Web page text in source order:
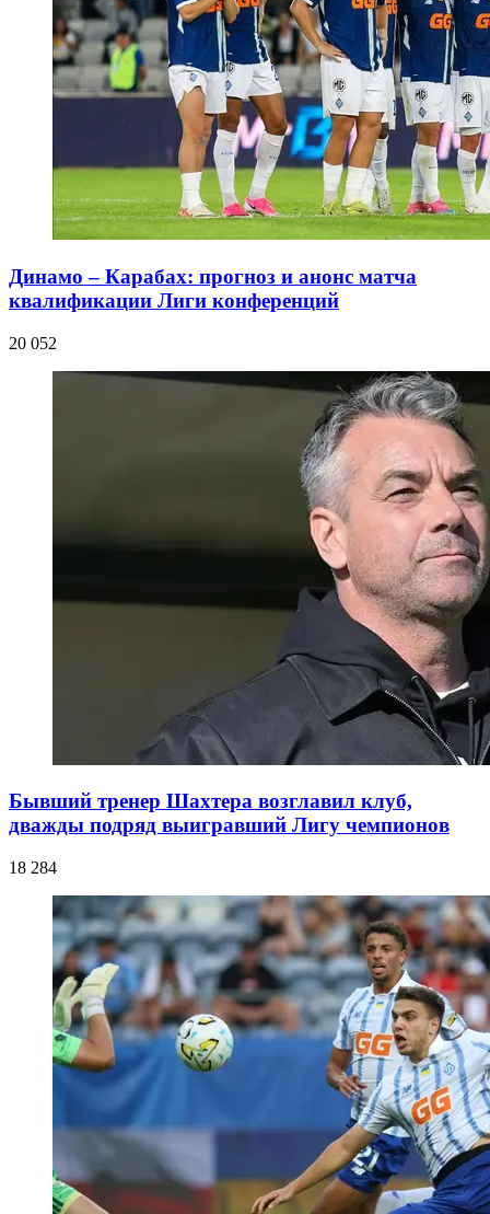
Динамо – Карабах: прогноз и анонс матча
квалификации Лиги конференций
20 052
Бывший тренер Шахтера возглавил клуб,
дважды подряд выигравший Лигу чемпионов
18 284